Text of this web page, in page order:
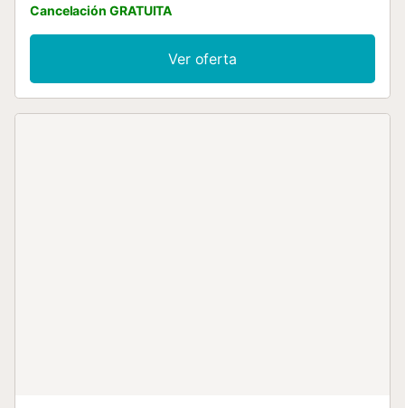
para familias. Al tratarse de una finca tiene paredes
gruesas, techos con vigas de madera, ideal para mantener
la villa fresca en verano al estilo autentico ibicenco. Todas
zonas y habitaciones tienen aire acondicionado, menos
una que tiene ventilador. * No se admite ningún tipo de
Cancelación GRATUITA
Ver oferta